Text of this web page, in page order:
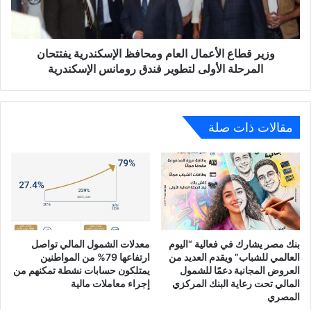
يفتتحان
المرحلة
الأولى
وزير قطاع الأعمال العام ومحافظ الإسكندرية يفتتحان
المرحلة الأولى لتطوير فندق رومانس الإسكندرية
مقالات ذات صلة
بنك مصر يشارك في فعالية “اليوم
العالمي للشباب” ويقدم العديد من
العروض المجانية دعمًا للشمول
المالي تحت رعاية البنك المركزي
المصري
معدلات الشمول المالي تواصل
ارتفاعها 79% من المواطنين
يمتلكون حسابات نشطة تمكنهم من
إجراء معاملات مالية